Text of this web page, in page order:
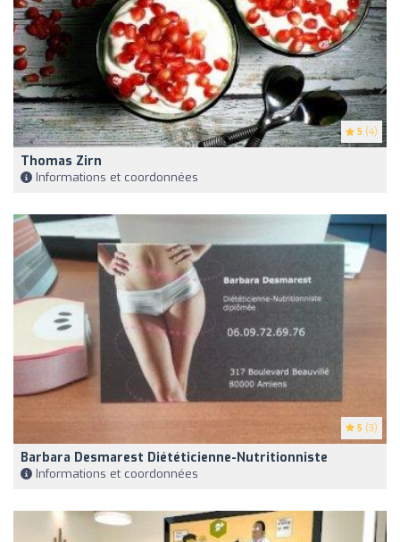
5 (4)
Thomas Zirn
Informations et coordonnées
5 (3)
Barbara Desmarest Diététicienne-Nutritionniste
Informations et coordonnées